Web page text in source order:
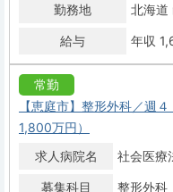
勤務地 北海道
給与 年収
常勤
【恵庭市】整形外科／週
1,800万円）
求人病院名
社会医
募集科目 整形外科